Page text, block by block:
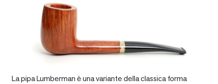
La pipa Lumberman è una variante della classica forma